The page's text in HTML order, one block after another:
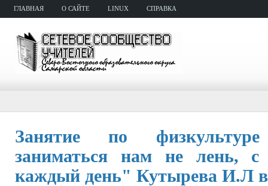
ГЛАВНАЯ О САЙТЕ LINUX СПРАВКА
Занятие по
заниматься нам не лень,
каждый день" Кутырева И.Л